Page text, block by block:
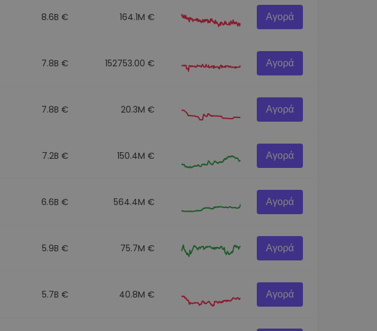
8.6B € 164.1M € Αγορά
7.8B € 152753.00 € Αγορά
7.8B € 20.3M € Αγορά
7.2B € 150.4M € Αγορά
6.6B € 564.4M € Αγορά
5.9B € 75.7M € Αγορά
5.7B € 40.8M € Αγορά